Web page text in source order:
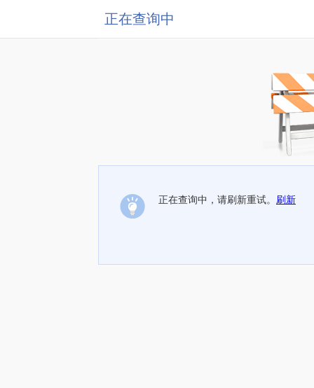
正在查询中
正在查询中，请刷新重试。 刷新